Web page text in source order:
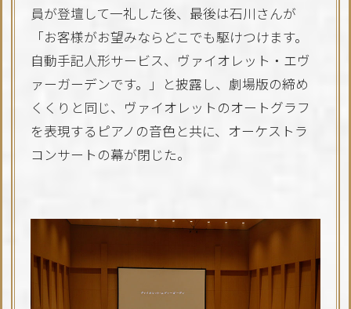
員が登壇して一礼した後、最後は石川さんが
「お客様がお望みならどこでも駆けつけます。
自動手記人形サービス、ヴァイオレット・エヴ
ァーガーデンです。」と披露し、劇場版の締め
くくりと同じ、ヴァイオレットのオートグラフ
を表現するピアノの音色と共に、オーケストラ
コンサートの幕が閉じた。